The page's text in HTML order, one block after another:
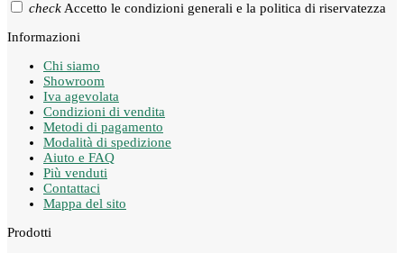
check Accetto le condizioni generali e la politica di riservatezza
Informazioni
Chi siamo
Showroom
Iva agevolata
Condizioni di vendita
Metodi di pagamento
Modalità di spedizione
Aiuto e FAQ
Più venduti
Contattaci
Mappa del sito
Prodotti